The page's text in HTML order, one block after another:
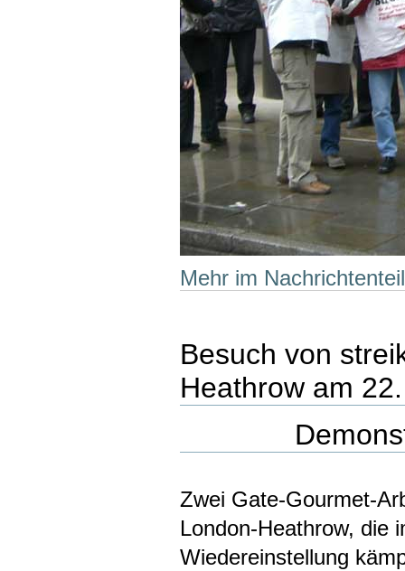
Mehr im
Besuch von
Heathrow am
Zwei Gate-Gourmet-
London-Heathrow, die
Wiedereinstellung